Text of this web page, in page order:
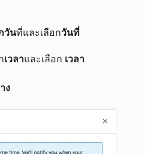
วันที่และเลือกวันที่
เวลาและเลือก เวลา
ง